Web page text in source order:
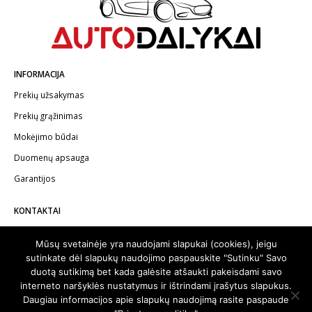
INFORMACIJA
Prekių užsakymas
Prekių grąžinimas
Mokėjimo būdai
Duomenų apsauga
Garantijos
KONTAKTAI
El.paštas: info@autodalykai.lt
Mūsų svetainėje yra naudojami slapukai (cookies), jeigu
sutinkate dėl slapukų naudojimo paspauskite "Sutinku" Savo
duotą sutikimą bet kada galėsite atšaukti pakeisdami savo
interneto naršyklės nustatymus ir ištrindami įrašytus slapukus.
Daugiau informacijos apie slapukų naudojimą rasite paspaude